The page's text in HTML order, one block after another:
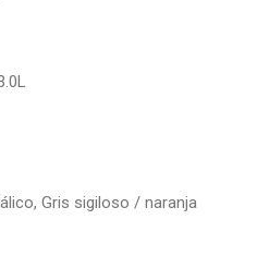
Gris sigiloso / naranja